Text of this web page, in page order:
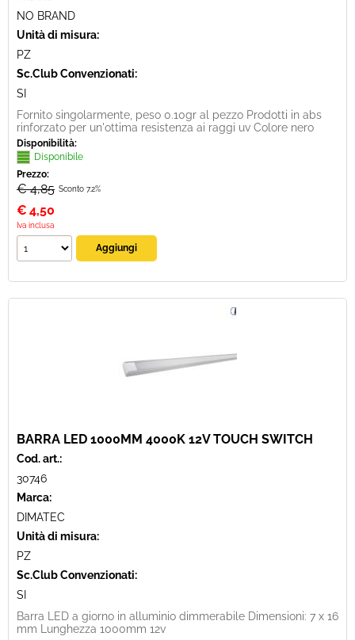
NO BRAND
Unità di misura:
PZ
Sc.Club Convenzionati:
SI
Fornito singolarmente, peso 0.10gr al pezzo Prodotti in abs
rinforzato per un'ottima resistenza ai raggi uv Colore nero
Disponibilità:
Disponibile
Prezzo:
€ 4,85 Sconto 7.2%
€ 4,50
Iva inclusa
BARRA LED 1000MM 4000K 12V TOUCH SWITCH
Cod. art.:
30746
Marca:
DIMATEC
Unità di misura:
PZ
Sc.Club Convenzionati:
SI
Barra LED a giorno in alluminio dimmerabile Dimensioni: 7 x 16
mm Lunghezza 1000mm 12v